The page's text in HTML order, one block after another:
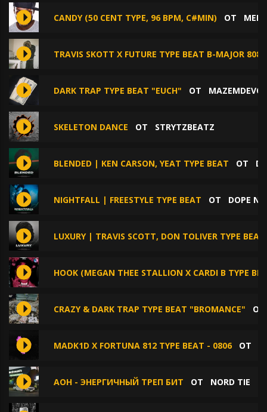
CANDY (50 CENT TYPE, 96 BPM, C#MIN) ОТ
TRAVIS SKOTT X FUTURE TYPE BEAT B-MAJOR
DARK TRAP TYPE BEAT "EUCH" ОТ MAZEMDEVOL
SKELETON DANCE ОТ STRYTZBEATZ
BLENDED | KEN CARSON, YEAT TYPE BEAT ОТ
NIGHTFALL | FREESTYLE TYPE BEAT ОТ DOPE
LUXURY | TRAVIS SCOTT, DON TOLIVER TYPE BEAT
HOOK (MEGAN THEE STALLION X CARDI B TYPE
CRAZY & DARK TRAP TYPE BEAT "BROMANCE"
MADK1D X FORTUNA 812 TYPE BEAT - 0806 ОТ
AOH - ЭНЕРГИЧНЫЙ ТРЕП БИТ ОТ NORD TIE